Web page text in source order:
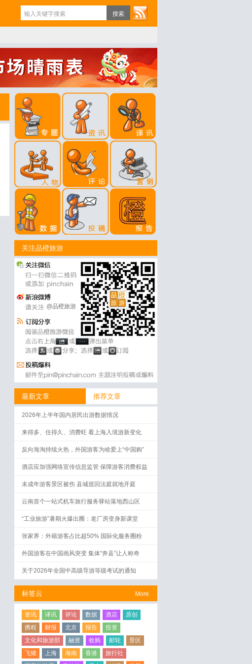
关注品橙旅游
@品橙旅游
最新文章 推荐文章
2026年上半年国内居民出游数据情况
来得多、住得久、消费旺 看上海入境游新变化
反向海淘持续火热，外国游客为啥爱上“中国购”
酒店应加强网络宣传信息监管 保障游客消费权益
未成年游客景区被伤 县城巡回法庭就地开庭
云南首个一站式机车旅行服务驿站落地西山区
“工业旅游”暑期火爆出圈：老厂房变身新课堂
张家界：外籍游客占比超50% 国际化服务圈粉
外国游客在中国画风突变 集体“奔县”让人称奇
关于2026年全国中高级导游等级考试的通知
More
标签云
资讯 译讯 评论 数据 酒店
原创
携程
财报 北京 报告
投资
文化和旅游部
融资 收购 邮轮
景区
飞猪
上海 海南 香港
旅行社